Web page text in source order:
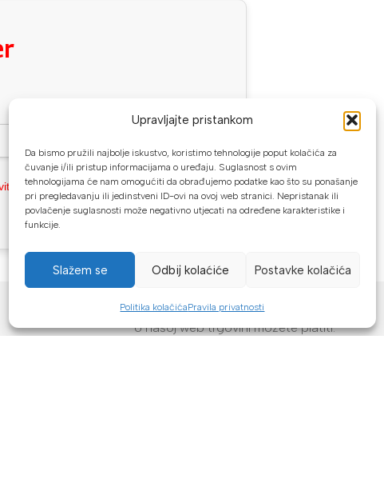
Upravljajte pristankom
Da bismo pružili najbolje iskustvo, koristimo tehnologije poput kolačića za
čuvanje i/ili pristup informacijama o uređaju. Suglasnost s ovim
tehnologijama će nam omogućiti da obrađujemo podatke kao što su ponašanje
pri pregledavanju ili jedinstveni ID-ovi na ovoj web stranici. Nepristanak ili
povlačenje suglasnosti može negativno utjecati na određene karakteristike i
funkcije.
Slažem se Odbij kolaćiće Postavke kolačića
Politika kolačićaPravila privatnosti
se?
NAČINI PLAĆANJA
U našoj web trgovini možete platiti: